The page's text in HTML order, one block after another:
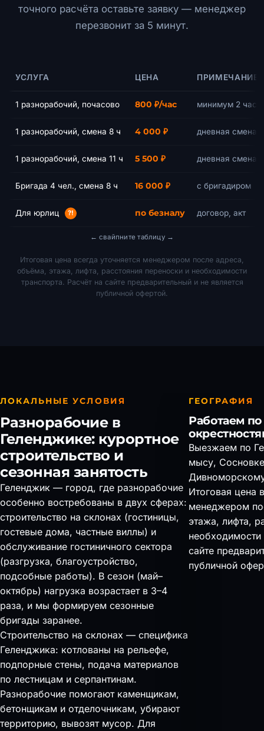
точного расчёта оставьте заявку — менеджер
перезвонит за 5 минут.
УСЛУГА ЦЕНА ПРИМЕЧАНИЕ
1 разнорабочий, почасово 800 ₽/час минимум 2 часа
1 разнорабочий, смена 8 ч 4 000 ₽ дневная смена
1 разнорабочий, смена 11 ч 5 500 ₽ дневная смена
Бригада 4 чел., смена 8 ч 16 000 ₽ с бригадиром
Для юрлиц ?! по безналу договор, акт
Итоговая цена всегда уточняется менеджером после адреса,
объёма, этажа, лифта, расстояния переноски и необходимости
транспорта. Расчёт на сайте предварительный и не является
публичной офертой.
ЛОКАЛЬНЫЕ УСЛОВИЯ
Разнорабочие в
Геленджике: курортное
строительство и
сезонная занятость
Геленджик — город, где разнорабочие
особенно востребованы в двух сферах:
строительство на склонах (гостиницы,
гостевые дома, частные виллы) и
обслуживание гостиничного сектора
(разгрузка, благоустройство,
подсобные работы). В сезон (май–
октябрь) нагрузка возрастает в 3–4
раза, и мы формируем сезонные
бригады заранее.
Строительство на склонах — специфика
Геленджика: котлованы на рельефе,
подпорные стены, подача материалов
по лестницам и серпантинам.
Разнорабочие помогают каменщикам,
бетонщикам и отделочникам, убирают
территорию, вывозят мусор. Для
ГЕОГРАФИЯ
Работаем
Выезжаем по
мысу,
Итоговая цена
менеджером
этажа, лифта,
необходимости
сайте
публичной